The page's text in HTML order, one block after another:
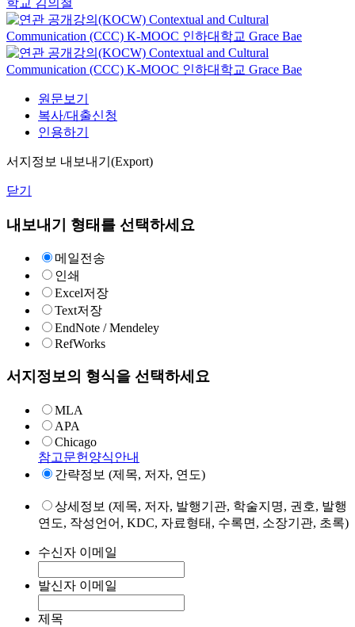
학교 김의철
Contextual and Cultural
Communication (CCC) K-MOOC 인하대학교 Grace Bae
Contextual and Cultural
Communication (CCC) K-MOOC 인하대학교 Grace Bae
원문보기
복사/대출신청
인용하기
서지정보 내보내기(Export)
닫기
내보내기 형태를 선택하세요
메일전송
인쇄
Excel저장
Text저장
EndNote / Mendeley
RefWorks
서지정보의 형식을 선택하세요
MLA
APA
Chicago
참고문헌양식안내
간략정보 (제목, 저자, 연도)
상세정보 (제목, 저자, 발행기관, 학술지명, 권호, 발행
연도, 작성언어, KDC, 자료형태, 수록면, 소장기관, 초록)
수신자 이메일
발신자 이메일
제목